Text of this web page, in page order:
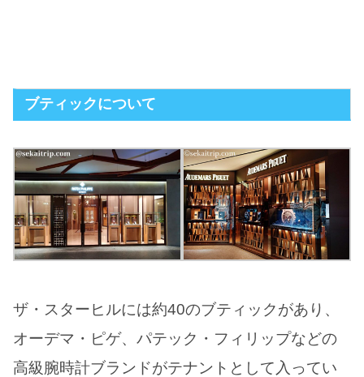
ブティックについて
ザ・スターヒルには約40のブティックがあり、
オーデマ・ピゲ、パテック・フィリップなどの
高級腕時計ブランドがテナントとして入ってい